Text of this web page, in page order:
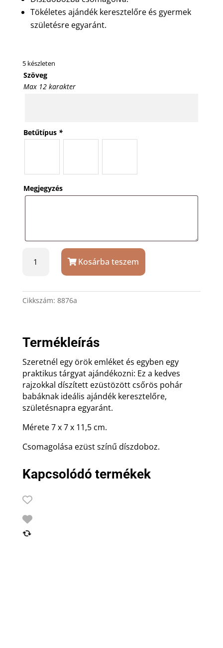
Tökéletes ajándék keresztelőre és gyermek
születésre egyaránt.
5 készleten
Szöveg
Max 12 karakter
Betűtípus *
Megjegyzés
pohár
mennyiség
Kosárba teszem
Cikkszám: 8876a
Termékleírás
Szeretnél egy örök emléket és egyben egy
praktikus tárgyat ajándékozni: Ez a kedves
rajzokkal díszített ezüstözött csőrös pohár
babáknak ideális ajándék keresztelőre,
születésnapra egyaránt.
Mérete 7 x 7 x 11,5 cm.
Csomagolása ezüst színű díszdoboz.
Kapcsolódó termékek